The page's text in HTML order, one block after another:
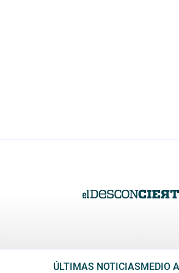
ÚLTIMAS NOTICIASMEDIO